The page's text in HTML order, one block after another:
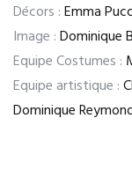
Décors :Emma
Image :Dominique
Equipe Costumes :
Equipe artistique :
Dominique